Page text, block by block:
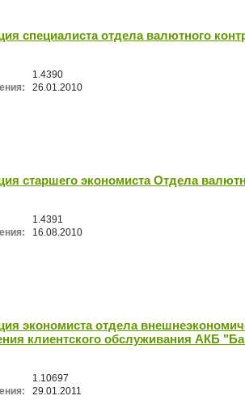
специалиста отдела валютного
1.4390
26.01.2010
старшего экономиста Отдела
1.4391
16.08.2010
экономиста отдела
клиентского обслуживания АКБ
1.10697
29.01.2011